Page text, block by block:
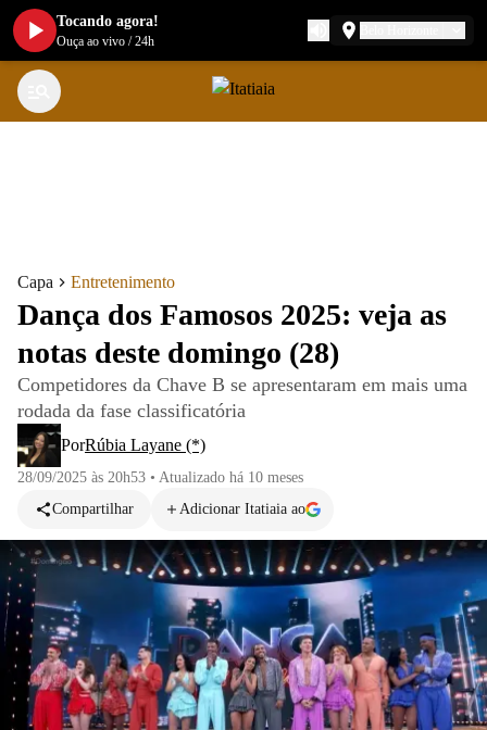
Capa Entretenimento
Dança dos Famosos 2025: veja as
notas deste domingo (28)
Competidores da Chave B se apresentaram em mais uma
rodada da fase classificatória
PorRúbia Layane (*)
28/09/2025 às 20h53 • Atualizado há 10 meses
Compartilhar
Adicionar Itatiaia ao
Tocando agora!
Ouça ao vivo /24h